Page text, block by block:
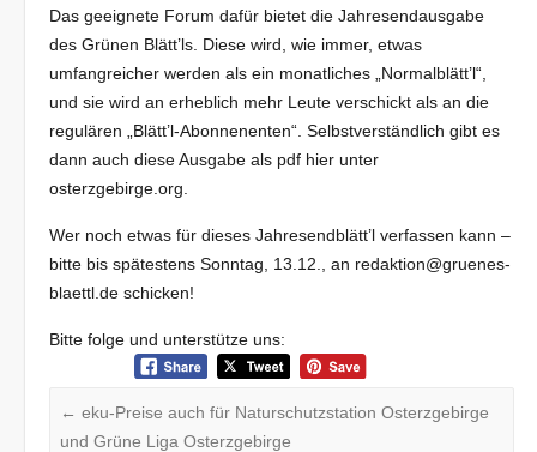
Das geeignete Forum dafür bietet die Jahresendausgabe
des Grünen Blätt’ls. Diese wird, wie immer, etwas
umfangreicher werden als ein monatliches „Normalblätt’l“,
und sie wird an erheblich mehr Leute verschickt als an die
regulären „Blätt’l-Abonnenenten“. Selbstverständlich gibt es
dann auch diese Ausgabe als pdf hier unter
osterzgebirge.org.
Wer noch etwas für dieses Jahresendblätt’l verfassen kann –
bitte bis spätestens Sonntag, 13.12., an redaktion@gruenes-
blaettl.de schicken!
Bitte folge und unterstütze uns:
← eku-Preise auch für Naturschutzstation Osterzgebirge
und Grüne Liga Osterzgebirge